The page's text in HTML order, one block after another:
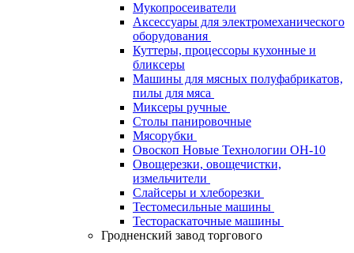
Мукопросеиватели
Аксессуары для электромеханического
оборудования
Куттеры, процессоры кухонные и
бликсеры
Машины для мясных полуфабрикатов,
пилы для мяса
Миксеры ручные
Столы панировочные
Мясорубки
Овоскоп Новые Технологии ОН-10
Овощерезки, овощечистки,
измельчители
Слайсеры и хлеборезки
Тестомесильные машины
Тестораскаточные машины
Гродненский завод торгового